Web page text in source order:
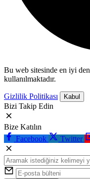
Bu web sitesinde en iyi
kullanılmaktadır.
Gizlilik Politikası Kabul
Bizi Takip Edin
Bize Katılın
Facebook
Twitter